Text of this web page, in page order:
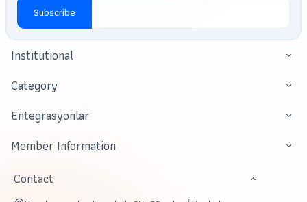
Subscribe
Institutional
Category
Entegrasyonlar
Member Information
Contact